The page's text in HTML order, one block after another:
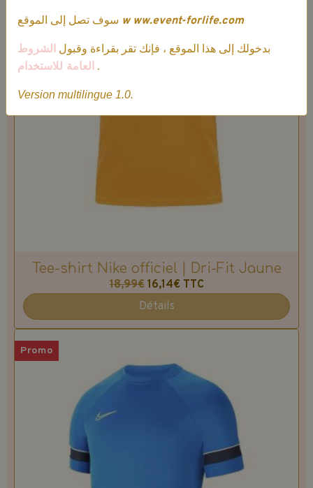
Tee-shirt Nike officiel | Dri-Fit Jaune
18,99€ 16,14€ TTC
Détails
Promo
w ww.event-forlife.com
بدخولك إلى هذا الموقع ، فإنك تقر بقراءة وقبول الشروط
العامة للاستخدام .
Version multilingue 1.0.